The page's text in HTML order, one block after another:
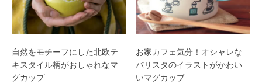
北欧マグ
自然をモチーフにした北欧テ
キスタイル柄がおしゃれなマ
グカップ
お家カフェ気分！オシャレな
バリスタのイラストがかわい
いマグカップ